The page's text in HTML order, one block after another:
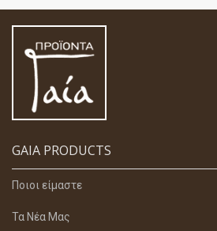
GAIA PRODUCTS
Ποιοι είμαστε
Τα Νέα Μας